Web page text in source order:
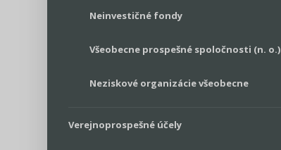
Neinvestičné fondy
Všeobecne prospešné spoločnosti (n. o.)
Neziskové organizácie všeobecne
Verejnoprospešné účely